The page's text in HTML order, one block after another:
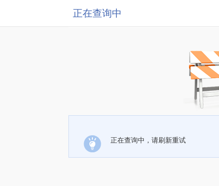
正在查询中
正在查询中，请刷新重试